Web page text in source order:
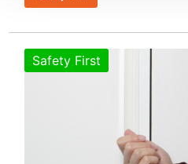
Safety First